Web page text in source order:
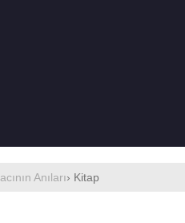
Anıları› Kitap